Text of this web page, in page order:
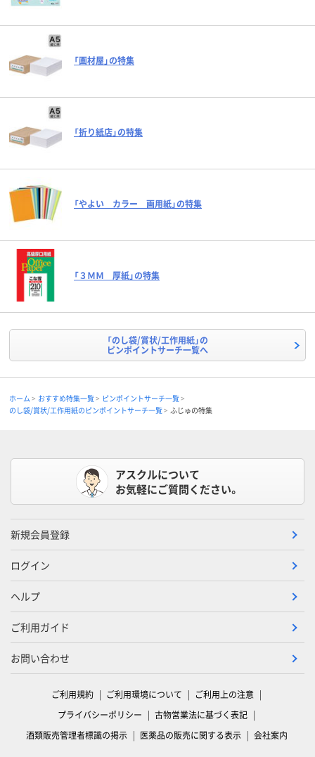
「画材屋」の特集
「折り紙店」の特集
「やよい カラー 画用紙」の特集
「３ＭＭ 厚紙」の特集
「のし袋/賞状/工作用紙」の
ピンポイントサーチ一覧へ
ホーム おすすめ特集一覧
ピンポイントサーチ一覧
のし袋/賞状/工作用紙のピンポイントサーチ一覧
ふじゅの特集
アスクルについて
お気軽にご質問ください。
新規会員登録
ログイン
ヘルプ
ご利用ガイド
お問い合わせ
ご利用規約 ご利用環境について
ご利用上の注意
プライバシーポリシー
古物営業法に基づく表記
酒類販売管理者標識の掲示
医薬品の販売に関する表示 会社案内